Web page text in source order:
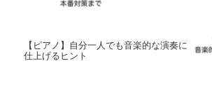
【ピアノ】自分一人でも音楽的な演奏に
仕上げるヒント